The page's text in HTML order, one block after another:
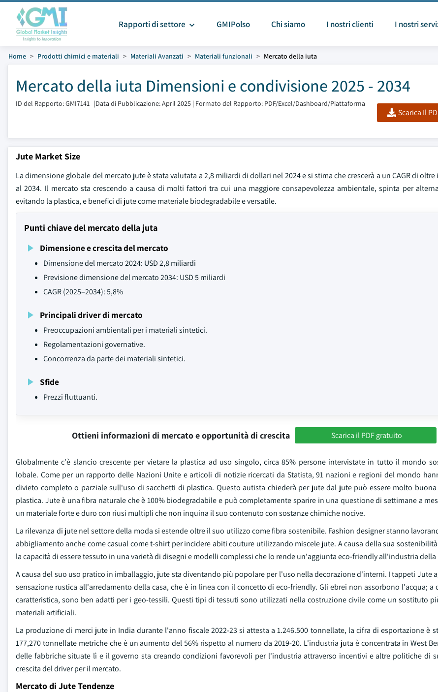
Rapporti di settore GMIPolso Chi siamo I nostri clienti I nostri
Home Prodotti chimici e materiali Materiali Avanzati Materiali funzionali Mercato della iuta
Mercato della iuta Dimensioni e condivisione 2025 - 2034
ID del Rapporto: GMI7141 |Data di Pubblicazione: April 2025 | Formato del Rapporto: PDF/Excel/Dashboard/Piattaforma
Scarica Il
Jute Market Size
La dimensione globale del mercato jute è stata valutata a 2,8 miliardi di dollari nel 2024 e si stima che crescerà a un CAGR di oltre
al 2034. Il mercato sta crescendo a causa di molti fattori tra cui una maggiore consapevolezza ambientale, spinta per
evitando la plastica, e benefici di jute come materiale biodegradabile e versatile.
Punti chiave del mercato della juta
Dimensione e crescita del mercato
Dimensione del mercato 2024: USD 2,8 miliardi
Previsione dimensione del mercato 2034: USD 5 miliardi
CAGR (2025–2034): 5,8%
Principali driver di mercato
Preoccupazioni ambientali per i materiali sintetici.
Regolamentazioni governative.
Concorrenza da parte dei materiali sintetici.
Sfide
Prezzi fluttuanti.
Ottieni informazioni di mercato e opportunità di crescita Scarica il PDF gratuito
Globalmente c'è slancio crescente per vietare la plastica ad uso singolo, circa 85% persone intervistate in tutto il mondo
lobale. Come per un rapporto delle Nazioni Unite e articoli di notizie ricercati da Statista, 91 nazioni e regioni del mondo
divieto completo o parziale sull'uso di sacchetti di plastica. Questo autista chiederà per jute dal jute può essere molto
plastica. Jute è una fibra naturale che è 100% biodegradabile e può completamente sparire in una questione di settimane a
un materiale forte e duro con riusi multipli che non inquina il suo contenuto con sostanze chimiche nocive.
La rilevanza di jute nel settore della moda si estende oltre il suo utilizzo come fibra sostenibile. Fashion designer stanno
abbigliamento anche come casual come t-shirt per incidere abiti couture utilizzando miscele jute. A causa della sua
la capacità di essere tessuto in una varietà di disegni e modelli complessi che lo rende un'aggiunta eco-friendly all'industria della
A causa del suo uso pratico in imballaggio, jute sta diventando più popolare per l'uso nella decorazione d'interni. I tappeti Jute
sensazione rustica all'arredamento della casa, che è in linea con il concetto di eco-friendly. Gli ebrei non assorbono l'acqua; a
caratteristica, sono ben adatti per i geo-tessili. Questi tipi di tessuti sono utilizzati nella costruzione civile come un sostituto
materiali artificiali.
La produzione di merci jute in India durante l'anno fiscale 2022-23 si attesta a 1.246.500 tonnellate, la cifra di esportazione è
177,270 tonnellate metriche che è un aumento del 56% rispetto al numero da 2019-20. L'industria juta è concentrata in West
delle fabbriche situate lì e il governo sta creando condizioni favorevoli per l'industria attraverso incentivi e altre politiche di
crescita del driver per il mercato.
Mercato di Jute Tendenze